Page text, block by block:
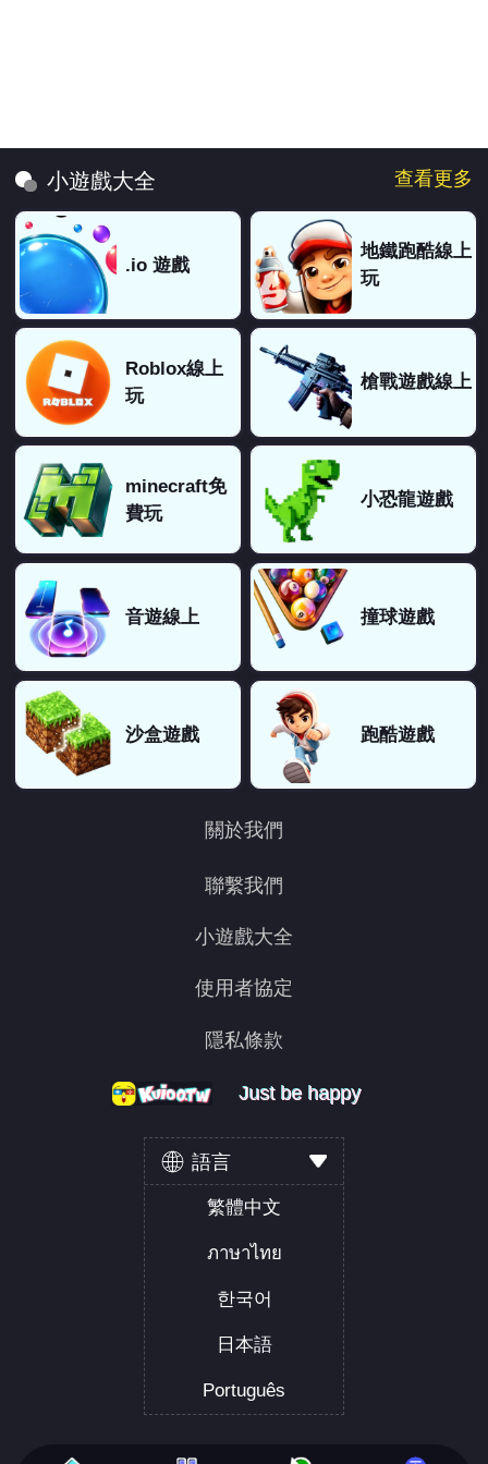
小遊戲大全 查看更多
.io 遊戲
地鐵跑酷線上
玩
Roblox線上
玩
槍戰遊戲線上
minecraft免
費玩
小恐龍遊戲
音遊線上 撞球遊戲
沙盒遊戲 跑酷遊戲
關於我們
聯繫我們
小遊戲大全
使用者協定
隱私條款
Just be happy
Just be happy
Just be happy
語言
繁體中文
ภาษาไทย
한국어
日本語
Português